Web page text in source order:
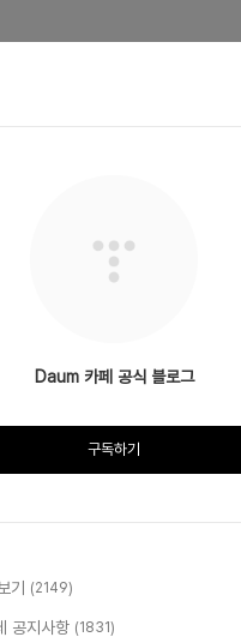
Daum 카페 공식 블로그
구독하기
기 (2149)
공지사항 (1831)